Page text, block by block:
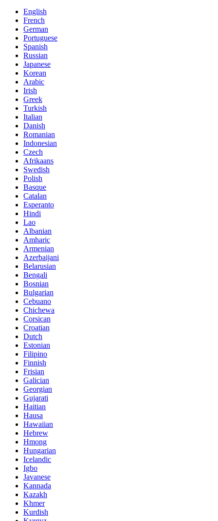
English
French
German
Portuguese
Spanish
Russian
Japanese
Korean
Arabic
Irish
Greek
Turkish
Italian
Danish
Romanian
Indonesian
Czech
Afrikaans
Swedish
Polish
Basque
Catalan
Esperanto
Hindi
Lao
Albanian
Amharic
Armenian
Azerbaijani
Belarusian
Bengali
Bosnian
Bulgarian
Cebuano
Chichewa
Corsican
Croatian
Dutch
Estonian
Filipino
Finnish
Frisian
Galician
Georgian
Gujarati
Haitian
Hausa
Hawaiian
Hebrew
Hmong
Hungarian
Icelandic
Igbo
Javanese
Kannada
Kazakh
Khmer
Kurdish